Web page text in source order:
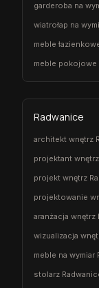
garderoba na
wiatrołap na
meble
meble pokojowe
Radwanice
architekt wnętrz
projektant
projekt wnętrz
projektowanie
aranżacja wnętrz
wizualizacja
meble na wymiar
stolarz